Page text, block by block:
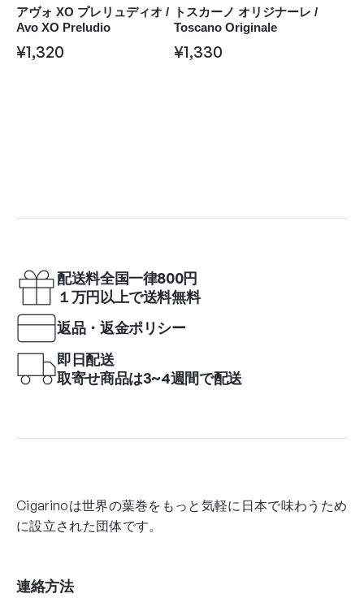
アヴォ XO プレリュディオ /
Avo XO Preludio
¥1,320
トスカーノ オリジナーレ /
Toscano Originale
¥1,330
配送料全国一律800円
１万円以上で送料無料
返品・返金ポリシー
即日配送
取寄せ商品は3~4週間で配送
Cigarinoは世界の葉巻をもっと気軽に日本で味わうため
に設立された団体です。
連絡方法